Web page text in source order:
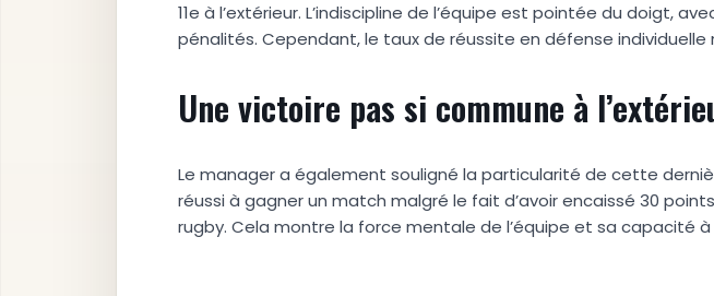
11e à l’extérieur. L’indiscipline de l’équipe est pointée du doigt,
pénalités. Cependant, le taux de réussite en défense
Une victoire pas si commune à
Le manager a également souligné la particularité de cette
réussi à gagner un match malgré le fait d’avoir encaissé 30
rugby. Cela montre la force mentale de l’équipe et sa capacité